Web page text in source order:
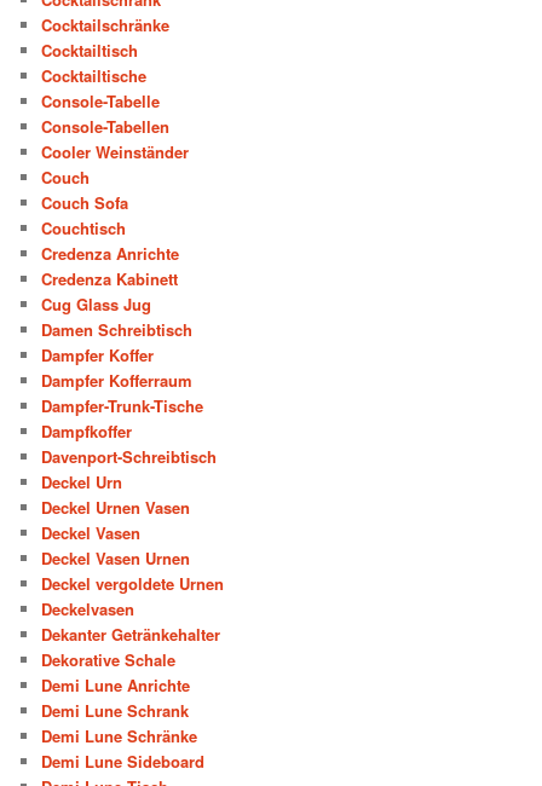
Cocktailschränke
Cocktailtisch
Cocktailtische
Console-Tabelle
Console-Tabellen
Cooler Weinständer
Couch
Couch Sofa
Couchtisch
Credenza Anrichte
Credenza Kabinett
Cug Glass Jug
Damen Schreibtisch
Dampfer Koffer
Dampfer Kofferraum
Dampfer-Trunk-Tische
Dampfkoffer
Davenport-Schreibtisch
Deckel Urn
Deckel Urnen Vasen
Deckel Vasen
Deckel Vasen Urnen
Deckel vergoldete Urnen
Deckelvasen
Dekanter Getränkehalter
Dekorative Schale
Demi Lune Anrichte
Demi Lune Schrank
Demi Lune Schränke
Demi Lune Sideboard